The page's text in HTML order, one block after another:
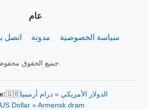
عام
اتصل مدونة سياسة الخصوصية
🇬🇧الدولار الأمريكي » درام أرمينيا
US Dollar » Armensk dram